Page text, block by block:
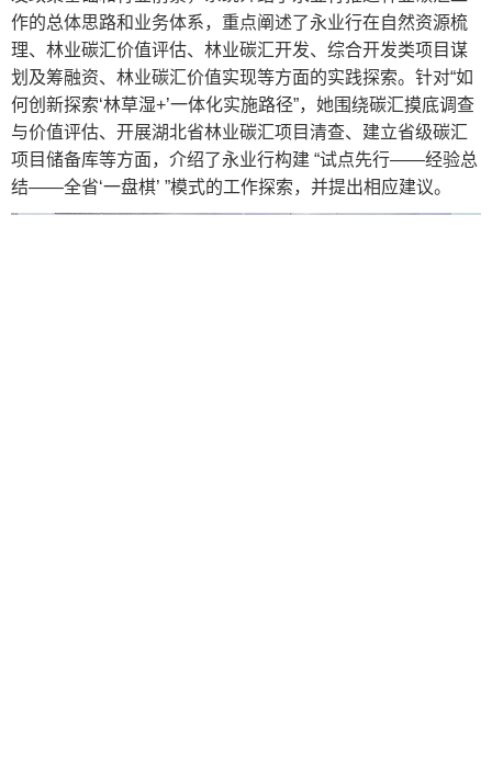
作的总体思路和业务体系，重点阐述了永业行在自然资源梳
理、林业碳汇价值评估、林业碳汇开发、综合开发类项目谋
划及筹融资、林业碳汇价值实现等方面的实践探索。针对“如
何创新探索‘林草湿+’一体化实施路径”，她围绕碳汇摸底调查
与价值评估、开展湖北省林业碳汇项目清查、建立省级碳汇
项目储备库等方面，介绍了永业行构建 “试点先行——经验总
结——全省‘一盘棋’ ”模式的工作探索，并提出相应建议。